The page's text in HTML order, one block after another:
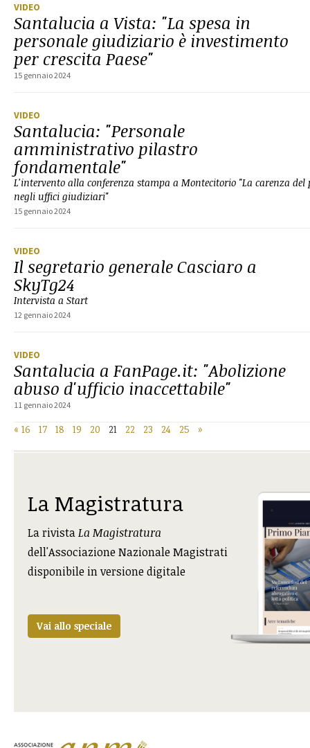
VIDEO
Santalucia a Vista: "La spesa in
personale giudiziario è investimento
per crescita Paese"
15 gennaio 2024
VIDEO
Santalucia: "Personale
amministrativo pilastro
fondamentale"
L'intervento alla conferenza stampa a Montecitorio "La carenza
negli uffici giudiziari"
15 gennaio 2024
VIDEO
Il segretario generale Casciaro a
SkyTg24
Intervista a Start
12 gennaio 2024
VIDEO
Santalucia a FanPage.it: "Abolizione
abuso d'ufficio inaccettabile"
11 gennaio 2024
« 16 17 18 19 20 21 22 23 24 25 »
La Magistratura
La rivistaLa Magistratura
dell'Associazione Nazionale Magistrati
disponibile in versione digitale
Vai allo speciale